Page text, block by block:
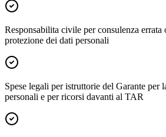
Responsabilita civile per consulenza errata
protezione dei dati personali
Spese legali per istruttorie del Garante per
personali e per ricorsi davanti al TAR